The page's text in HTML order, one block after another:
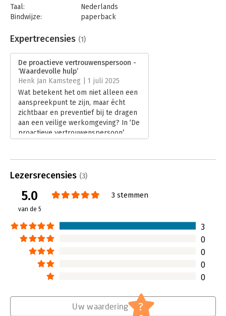
vertrouwenspersoon
Taal:
Nederlands
Bindwijze:
paperback
Uitgever:
Boom
Verschijningsdatum:
Hoofdrubriek: Algemeen management
Expertrecensies (1)
De proactieve vertrouwenspersoon -
‘Waardevolle hulp’
Henk Jan Kamsteeg | 1 juli 2025
Wat betekent het om niet alleen een
aanspreekpunt te zijn, maar écht
zichtbaar en preventief bij te dragen
aan een veilige werkomgeving? In ‘De
proactieve vertrouwenspersoon’
Kamsteeg op de impact van die
Lees verder
Lezersrecensies (3)
5.0
van de 5
3 stemmen
3
0
0
0
0
Uw waardering ?